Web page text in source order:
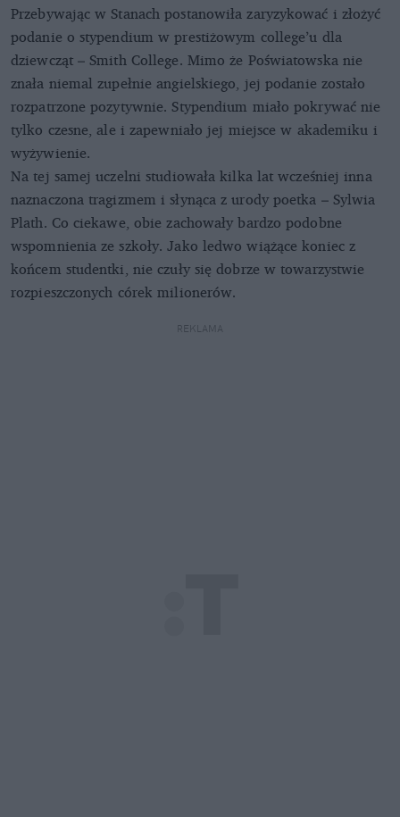
Przebywając w Stanach postanowiła zaryzykować i złożyć
podanie o stypendium w prestiżowym college’u dla
dziewcząt – Smith College. Mimo że Poświatowska nie
znała niemal zupełnie angielskiego, jej podanie zostało
rozpatrzone pozytywnie. Stypendium miało pokrywać nie
tylko czesne, ale i zapewniało jej miejsce w akademiku i
wyżywienie.
Na tej samej uczelni studiowała kilka lat wcześniej inna
naznaczona tragizmem i słynąca z urody poetka – Sylwia
Plath. Co ciekawe, obie zachowały bardzo podobne
wspomnienia ze szkoły. Jako ledwo wiążące koniec z
końcem studentki, nie czuły się dobrze w towarzystwie
rozpieszczonych córek milionerów.
REKLAMA